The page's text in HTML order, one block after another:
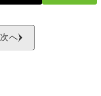
次へ